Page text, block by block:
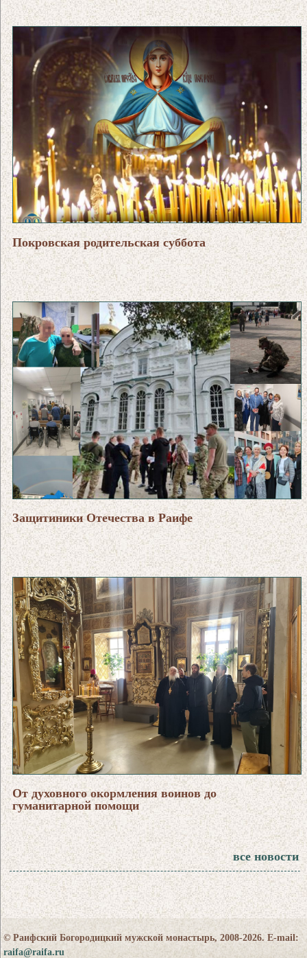
Покровская родительская суббота
Защитиники Отечества в Раифе
От духовного окормления воинов до
гуманитарной помощи
все новости
© Раифский Богородицкий мужской монастырь, 2008-2026. E-mail:
raifa@raifa.ru